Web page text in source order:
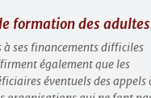
formation des adultes
à ses financements difficiles
également que les
éventuels des appels